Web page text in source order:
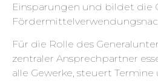
Einsparungen und bildet die
Für die Rolle des
zentraler Ansprechpartner
alle Gewerke, steuert